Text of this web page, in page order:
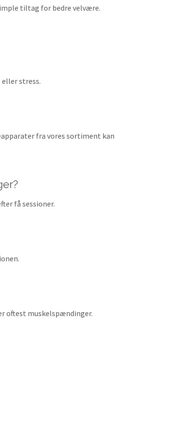
tiltag for bedre velvære.
stress.
fra vores sortiment kan
få sessioner.
oftest muskelspændinger.